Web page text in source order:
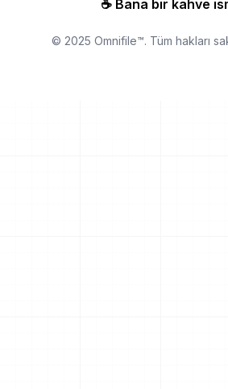
☕ Bana bir kahve
© 2025 Omnifile™. Tüm hakları